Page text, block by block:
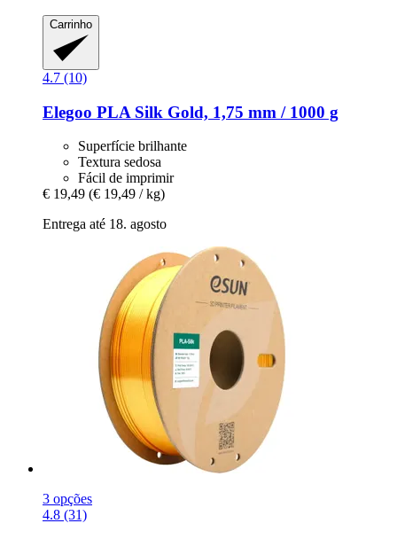
Carrinho
4.7 (10)
Elegoo PLA Silk Gold, 1,75 mm / 1000 g
Superfície brilhante
Textura sedosa
Fácil de imprimir
€ 19,49 (€ 19,49 / kg)
Entrega até 18. agosto
3 opções
4.8 (31)